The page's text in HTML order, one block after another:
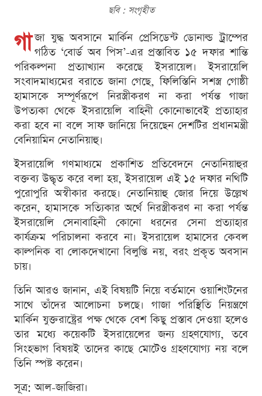
ছবি : সংগৃহীত
গা জা যুদ্ধ অবসানে মার্কিন প্রেসিডেন্ট ডোনাল্ড ট্রাম্পের
গঠিত ‘বোর্ড অব পিস’-এর প্রস্তাবিত ১৫ দফার শান্তি
পরিকল্পনা প্রত্যাখ্যান করেছে ইসরায়েল। ইসরায়েলি
সংবাদমাধ্যমের বরাতে জানা গেছে, ফিলিস্তিনি সশস্ত্র গোষ্ঠী
হামাসকে সম্পূর্ণরূপে নিরস্ত্রীকরণ না করা পর্যন্ত গাজা
উপত্যকা থেকে ইসরায়েলি বাহিনী কোনোভাবেই প্রত্যাহার
করা হবে না বলে সাফ জানিয়ে দিয়েছেন দেশটির প্রধানমন্ত্রী
বেনিয়ামিন নেতানিয়াহু।
ইসরায়েলি গণমাধ্যমে প্রকাশিত প্রতিবেদনে নেতানিয়াহুর
বক্তব্য উদ্ধৃত করে বলা হয়, ইসরায়েল এই ১৫ দফার নথিটি
পুরোপুরি অস্বীকার করছে। নেতানিয়াহু জোর দিয়ে উল্লেখ
করেন, হামাসকে সত্যিকার অর্থে নিরস্ত্রীকরণ না করা পর্যন্ত
ইসরায়েলি সেনাবাহিনী কোনো ধরনের সেনা প্রত্যাহার
কার্যক্রম পরিচালনা করবে না। ইসরায়েল হামাসের কেবল
কাল্পনিক বা লোকদেখানো বিলুপ্তি নয়, বরং প্রকৃত অবসান
চায়।
তিনি আরও জানান, এই বিষয়টি নিয়ে বর্তমানে ওয়াশিংটনের
সাথে তাঁদের আলোচনা চলছে। গাজা পরিস্থিতি নিয়ন্ত্রণে
মার্কিন যুক্তরাষ্ট্রের পক্ষ থেকে বেশ কিছু প্রস্তাব দেওয়া হলেও
তার মধ্যে কয়েকটি ইসরায়েলের জন্য গ্রহণযোগ্য, তবে
সিংহভাগ বিষয়ই তাদের কাছে মোটেও গ্রহণযোগ্য নয় বলে
তিনি স্পষ্ট করেন।
সূত্র: আল-জাজিরা।